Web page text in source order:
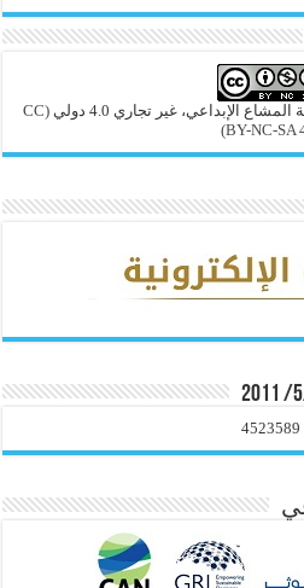
الإبداعي، غير تجاري 4.0 دولي
(CC
BY-NC-SA
4523589